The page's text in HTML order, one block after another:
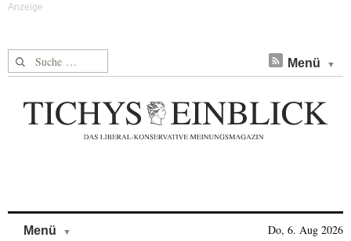
Suche nach: Menü
Menü Do, 6. Aug 2026